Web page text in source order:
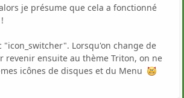
je présume que cela a fonctionné
"icon_switcher". Lorsqu'on change de
revenir ensuite au thème Triton, on ne
icônes de disques et du Menu